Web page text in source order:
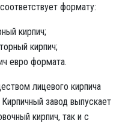
формату:
кирпич;
кирпич;
евро формата.
лицевого кирпича
завод выпускает
кирпич, так и с